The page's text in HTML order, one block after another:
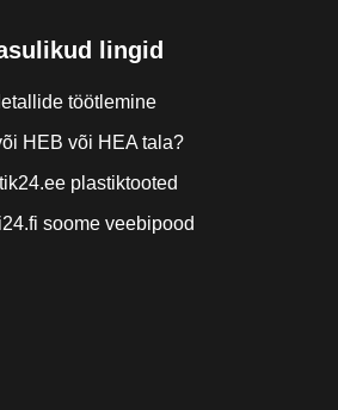
lingid
töötlemine
HEB või HEA tala?
plastiktooted
soome veebipood